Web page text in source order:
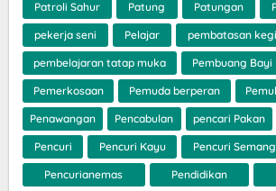
Patroli Sahur Patung Patungan
pekerja seni Pelajar pembatasan
pembelajaran tatap muka Pembuang Bayi
Pemerkosaan Pemuda berperan
Penawangan Pencabulan pencari Pakan
Pencuri Pencuri Kayu Pencuri
Pencurianemas Pendidikan